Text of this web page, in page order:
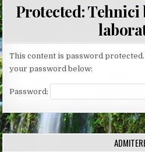
Protected: Tehnici
This content is password
your password below:
Password: